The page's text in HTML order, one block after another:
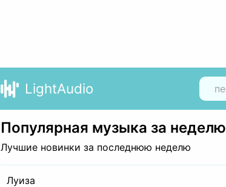
LightAudio
Популярная музыка за неделю
Лучшие новинки за последнюю неделю
Луиза